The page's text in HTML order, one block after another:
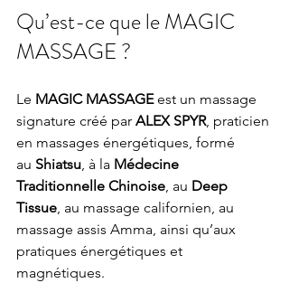
Qu’est-ce que le MAGIC
MASSAGE ?
Le MAGIC MASSAGE est un massage
signature créé par ALEX SPYR, praticien
en massages énergétiques, formé
au Shiatsu, à la Médecine
Traditionnelle Chinoise, au Deep
Tissue, au massage californien, au
massage assis Amma, ainsi qu’aux
pratiques énergétiques et
magnétiques.